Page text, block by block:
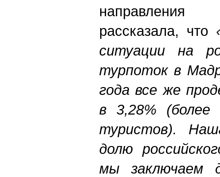
рассказала, что
ситуации на
турпоток в
года все же
в 3,28%
туристов).
долю
мы заключаем